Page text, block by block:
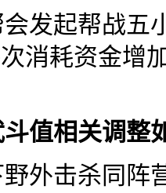
起帮战五
消耗资金增
值相关调整
击杀同阵